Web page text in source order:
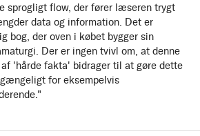
sprogligt flow, der fører læseren trygt
data og information. Det er
bog, der oven i købet bygger sin
Der er ingen tvivl om, at denne
'hårde fakta' bidrager til at gøre dette
for eksempelvis